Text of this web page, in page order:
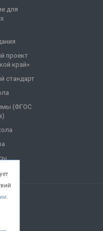
для
проект
край»
стандарт
(ФГОС
.